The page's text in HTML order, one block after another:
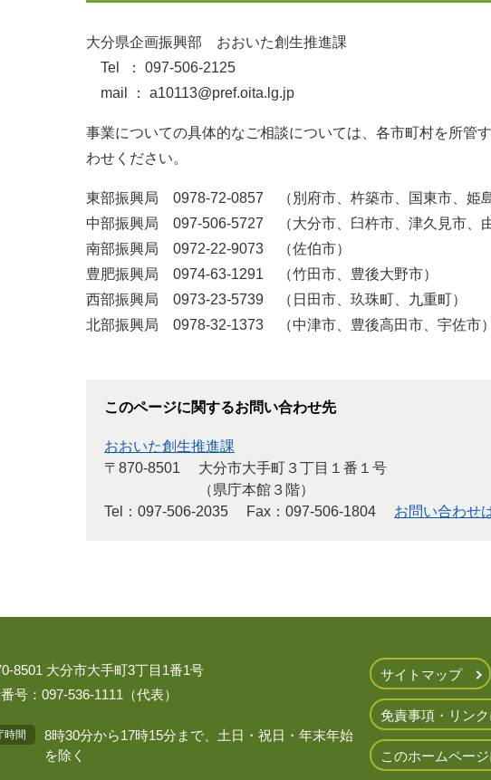
大分県企画振興部 おおいた創生推進課
Tel ： 097-506-2125
mail ： a10113@pref.oita.lg.jp
事業についての具体的なご相談については、各市町村を所管
わせください。
東部振興局 0978-72-0857 （別府市、杵築市、国東市、姫島
中部振興局 097-506-5727 （大分市、臼杵市、津久見市、由
南部振興局 0972-22-9073 （佐伯市）
豊肥振興局 0974-63-1291 （竹田市、豊後大野市）
西部振興局 0973-23-5739 （日田市、玖珠町、九重町）
北部振興局 0978-32-1373 （中津市、豊後高田市、宇佐市）
このページに関するお問い合わせ先
おおいた創生推進課
〒870-8501
大分市大手町３丁目１番１号
（県庁本館３階）
Tel：097-506-2035
Fax：097-506-1804 お問い合わせ
8501 大分市大手町3丁目1番1号
号：097-536-1111（代表）
時間
8時30分から17時15分まで、土日・祝日・年末年始
を除く
サイトマップ
免責事項・リン
このホームペー